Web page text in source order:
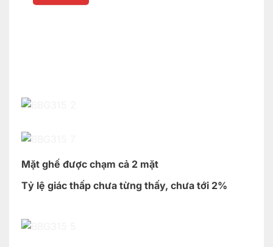
Mặt ghế được chạm cả 2 mặt
Tỷ lệ giác thấp chưa từng thấy, chưa tới 2%